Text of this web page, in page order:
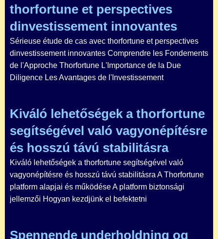
thorfortune et perspectives
dinvestissement innovantes
Sérieuse étude de cas avec thorfortune et perspectives
dinvestissement innovantes Comprendre les Fondements
de l'Approche Thorfortune L'Importance de la Due
Diligence Les Avantages de l'Investissement
Kiváló lehetőségek a thorfortune
segítségével való vagyonépítésre
és hosszú távú stabilitásra
Kiváló lehetőségek a thorfortune segítségével való
vagyonépítésre és hosszú távú stabilitásra A Thorfortune
platform alapjai és működése A platform biztonsági
jellemzői Hogyan kezdjünk el befektetni
Spennende underholdning og